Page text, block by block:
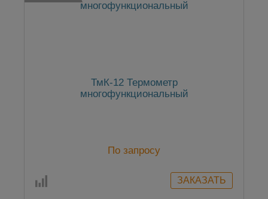
ТмК-12 Термометр
многофункциональный
По запросу